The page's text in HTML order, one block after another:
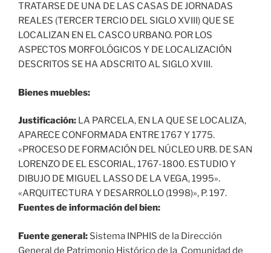
TRATARSE DE UNA DE LAS CASAS DE JORNADAS
REALES (TERCER TERCIO DEL SIGLO XVIII) QUE SE
LOCALIZAN EN EL CASCO URBANO. POR LOS
ASPECTOS MORFOLÓGICOS Y DE LOCALIZACIÓN
DESCRITOS SE HA ADSCRITO AL SIGLO XVIII.
Bienes muebles:
Justificación: LA PARCELA, EN LA QUE SE LOCALIZA,
APARECE CONFORMADA ENTRE 1767 Y 1775.
«PROCESO DE FORMACIÓN DEL NÚCLEO URB. DE SAN
LORENZO DE EL ESCORIAL, 1767-1800. ESTUDIO Y
DIBUJO DE MIGUEL LASSO DE LA VEGA, 1995».
«ARQUITECTURA Y DESARROLLO (1998)», P. 197.
Fuentes de información del bien:
Fuente general: Sistema INPHIS de la Dirección
General de Patrimonio Histórico de la Comunidad de